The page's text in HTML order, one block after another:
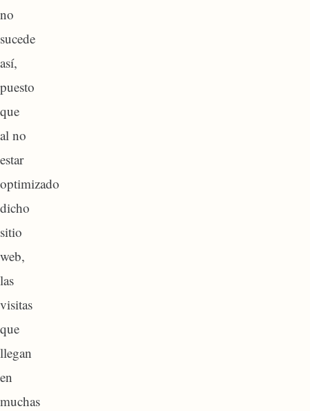
no
sucede
así,
puesto
que
al no
estar
optimizado
dicho
sitio
web,
las
visitas
que
llegan
en
muchas